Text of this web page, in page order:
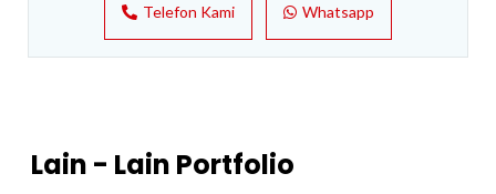
Telefon Kami Whatsapp
Lain - Lain Portfolio